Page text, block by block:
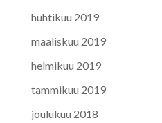
huhtikuu 2019
maaliskuu 2019
helmikuu 2019
tammikuu 2019
joulukuu 2018